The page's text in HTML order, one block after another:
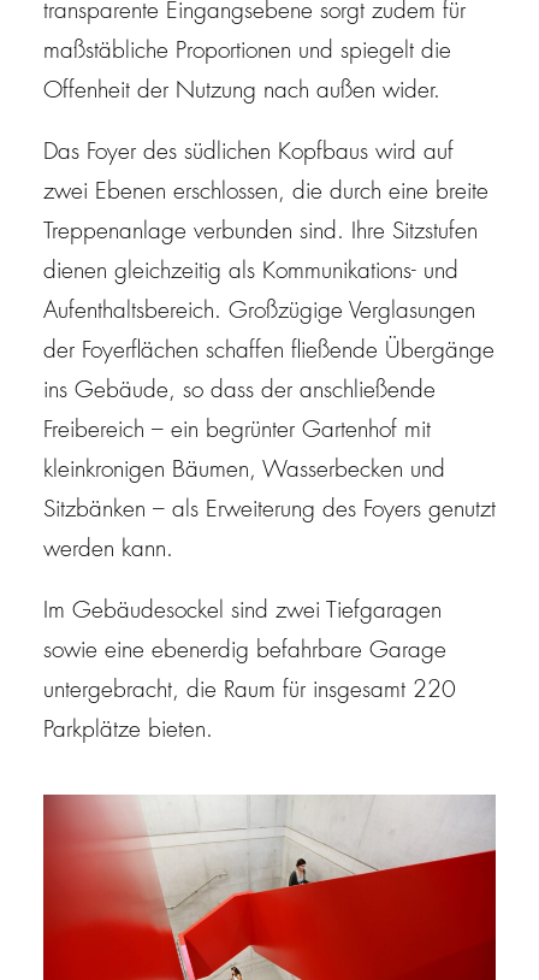
transparente Eingangsebene sorgt zudem für
maßstäbliche Proportionen und spiegelt die
Offenheit der Nutzung nach außen wider.
Das Foyer des südlichen Kopfbaus wird auf
zwei Ebenen erschlossen, die durch eine breite
Treppenanlage verbunden sind. Ihre Sitzstufen
dienen gleichzeitig als Kommunikations- und
Aufenthaltsbereich. Großzügige Verglasungen
der Foyerflächen schaffen fließende Übergänge
ins Gebäude, so dass der anschließende
Freibereich – ein begrünter Gartenhof mit
kleinkronigen Bäumen, Wasserbecken und
Sitzbänken – als Erweiterung des Foyers genutzt
werden kann.
Im Gebäudesockel sind zwei Tiefgaragen
sowie eine ebenerdig befahrbare Garage
untergebracht, die Raum für insgesamt 220
Parkplätze bieten.